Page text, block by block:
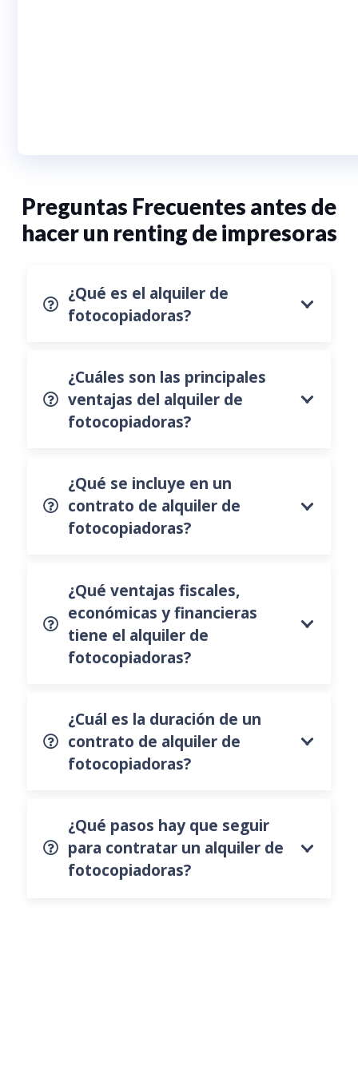
Preguntas Frecuentes antes de
hacer un renting de impresoras
¿Qué es el alquiler de
fotocopiadoras?
¿Cuáles son las principales
ventajas del alquiler de
fotocopiadoras?
¿Qué se incluye en un
contrato de alquiler de
fotocopiadoras?
¿Qué ventajas fiscales,
económicas y financieras
tiene el alquiler de
fotocopiadoras?
¿Cuál es la duración de un
contrato de alquiler de
fotocopiadoras?
¿Qué pasos hay que seguir
para contratar un alquiler de
fotocopiadoras?